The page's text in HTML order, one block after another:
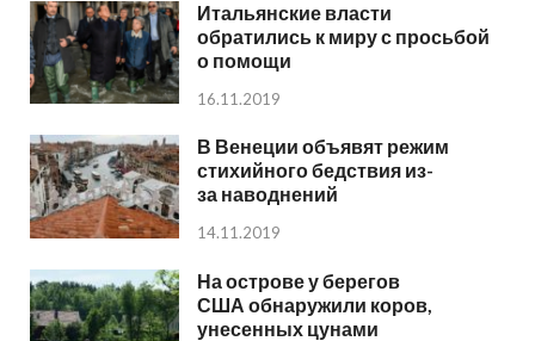
Итальянские власти
обратились к миру с просьбой
о помощи
16.11.2019
В Венеции объявят режим
стихийного бедствия из-
за наводнений
14.11.2019
На острове у берегов
США обнаружили коров,
унесенных цунами